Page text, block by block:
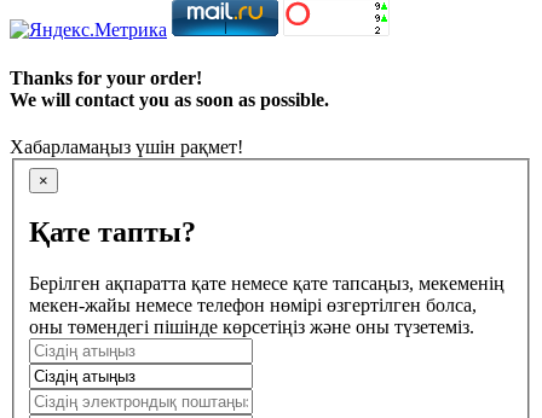
Thanks for your order!
We will contact you as soon as possible.
Хабарламаңыз үшін рақмет!
×
Қате тапты?
Берілген ақпаратта қате немесе қате тапсаңыз, мекеменің
мекен-жайы немесе телефон нөмірі өзгертілген болса,
оны төмендегі пішінде көрсетіңіз және оны түзетеміз.